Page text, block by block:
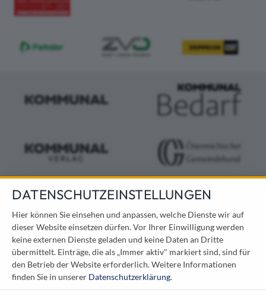
KONTAKT
Österreichischer Kommunal-Verlag GmbH
Löwelstraße 6 / 2. Stock
1010 Wien
messe@kommunal.at
DATENSCHUTZEINSTELLUNGEN
Hier können Sie einsehen und anpassen, welche Dienste wir auf
dieser Website einsetzen dürfen. Vor Ihrer Einwilligung werden
keine externen Dienste geladen und keine Daten an Dritte
übermittelt. Einträge, die als „Immer aktiv" markiert sind, sind für
den Betrieb der Website erforderlich.Weitere Informationen
finden Sie in unserer Datenschutzerklärung.